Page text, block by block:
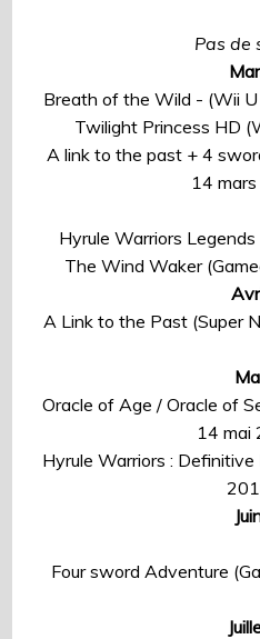
Pas de
Breath of the Wild - (Wii
Twilight Princess HD
A link to the past + 4
14
Hyrule Warriors
The Wind Waker
A Link to the Past (Super
Oracle of Age / Oracle of
14 mai
Hyrule Warriors :
Four sword Adventure